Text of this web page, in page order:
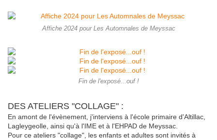
Affiche 2024 pour Les Automnales de Meyssac
Fin de l'exposé...ouf !
DES ATELIERS "COLLAGE" :
En amont de l'évènement, j'interviens à l'école primaire d'Altillac,
Lagleygeolle, ainsi qu'à l'IME et à l'EHPAD de Meyssac.
Pour ce ateliers "collage", les enfants et adultes sont invités à